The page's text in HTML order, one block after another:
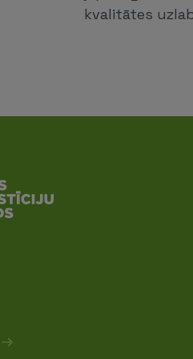
kvalitātes